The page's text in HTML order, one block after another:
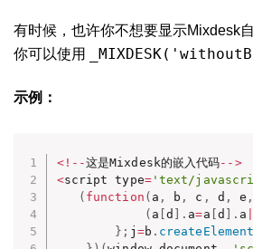
有时候，也许你不想要显示Mixdesk
你可以使用
示例：
<! --这是Mixdesk的嵌入代码-- >
<script type='text/
( function ( a , b , c , d , e ,
( a [d . a=a d . a
} ; j =b . createElement